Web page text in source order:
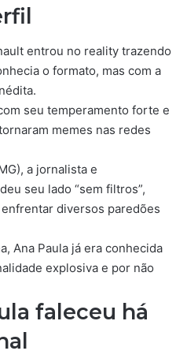
entrou no reality trazendo
o formato, mas com a
seu temperamento forte e
memes nas redes
a jornalista e
seu lado “sem filtros”,
diversos paredões
Ana Paula já era conhecida
explosiva e por não
faleceu há